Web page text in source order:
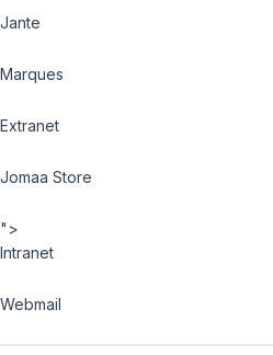
Jante
Marques
Extranet
Jomaa Store
">
Intranet
Webmail